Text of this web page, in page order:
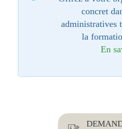
concret
administratives
la
En